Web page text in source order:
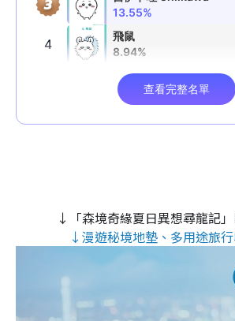
↓「森境奇緣夏日異想尋龍記
↓漫遊秘境地墊、多用途旅